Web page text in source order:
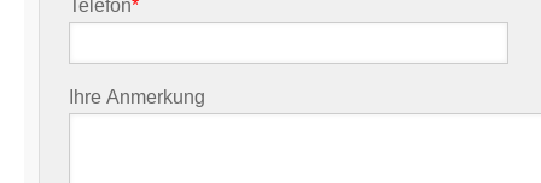
Telefon*
Ihre Anmerkung